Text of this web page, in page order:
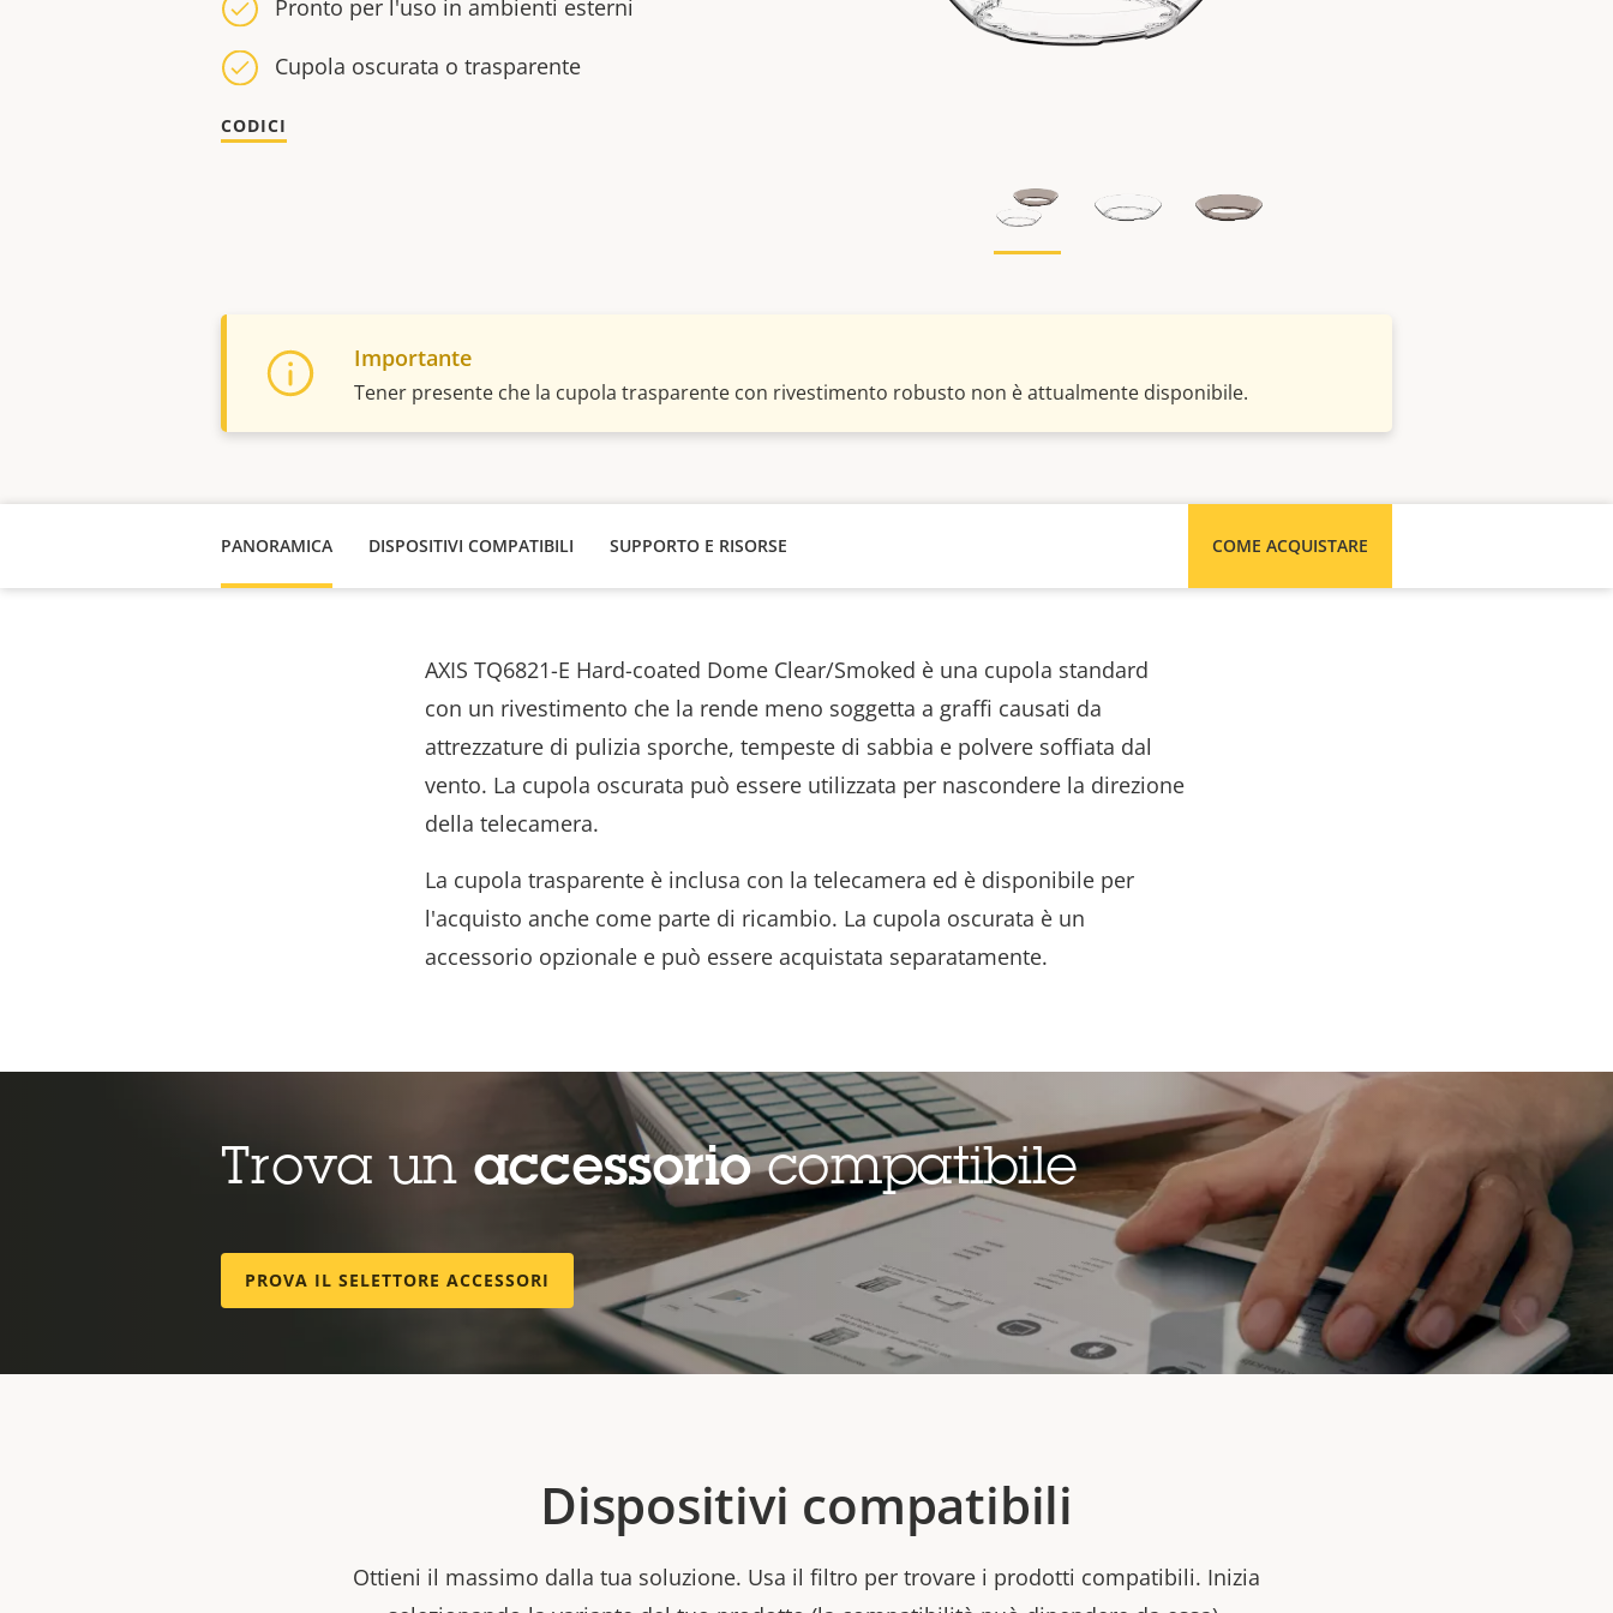
Pronto per l'uso in ambienti esterni
Cupola oscurata o trasparente
CODICI
Importante
Tener presente che la cupola trasparente con rivestimento robusto non è attualmente disponibile.
PANORAMICA DISPOSITIVI COMPATIBILI COME ACQUISTARE
SUPPORTO E RISORSE
AXIS TQ6821-E Hard-coated Dome Clear/Smoked è una cupola standard
con un rivestimento che la rende meno soggetta a graffi causati da
attrezzature di pulizia sporche, tempeste di sabbia e polvere soffiata dal
vento. La cupola oscurata può essere utilizzata per nascondere la direzione
della telecamera.
La cupola trasparente è inclusa con la telecamera ed è disponibile per
l'acquisto anche come parte di ricambio. La cupola oscurata è un
accessorio opzionale e può essere acquistata separatamente.
Trova un accessoriocompatibile
PROVA IL SELETTORE ACCESSORI
Dispositivi compatibili
Ottieni il massimo dalla tua soluzione. Usa il filtro per trovare i prodotti compatibili. Inizia